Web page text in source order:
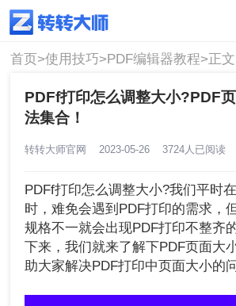
使用技巧
首页>使用技巧>PDF编辑器教程>正文
PDFf打印怎么调整大小?PDF
法集合！
转转大师官网 2023-05-26 3724人已阅读
PDFf打印怎么调整大小?我们平时
时，难免会遇到PDF打印的需求，
规格不一就会出现PDF打印不整齐
下来，我们就来了解下PDF页面大
助大家解决PDF打印中页面大小的问